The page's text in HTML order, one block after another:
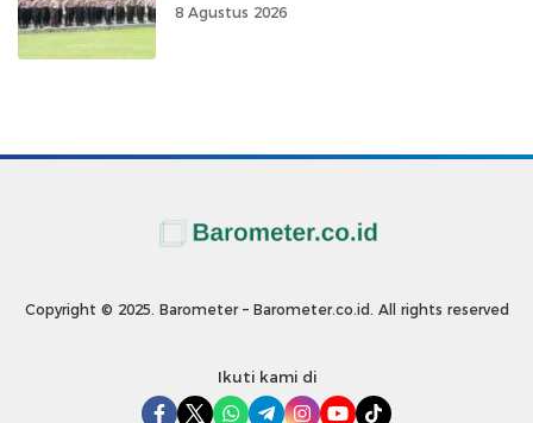
8 Agustus 2026
Copyright © 2025. Barometer – Barometer.co.id. All rights reserved
Ikuti kami di